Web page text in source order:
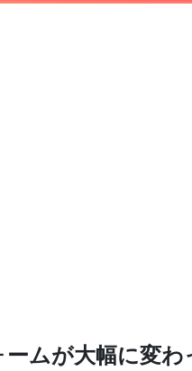
ムが大幅に変わ